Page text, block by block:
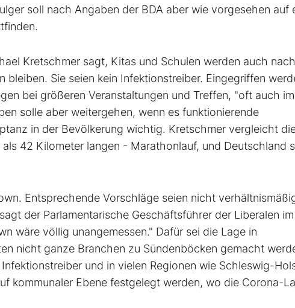
soll nach Angaben der BDA aber wie vorgesehen auf
Kretschmer sagt, Kitas und Schulen werden auch
Sie seien kein Infektionstreiber. Eingegriffen
bei größeren Veranstaltungen und Treffen, "oft auch im
solle aber weitergehen, wenn es funktionierende
in der Bevölkerung wichtig. Kretschmer vergleicht
42 Kilometer langen - Marathonlauf, und Deutschland
Entsprechende Vorschläge seien nicht
der Parlamentarische Geschäftsführer der Liberalen im
wäre völlig unangemessen." Dafür sei die Lage in
nicht ganze Branchen zu Sündenböcken gemacht
und in vielen Regionen wie Schleswig-
kommunaler Ebene festgelegt werden, wo die Corona-